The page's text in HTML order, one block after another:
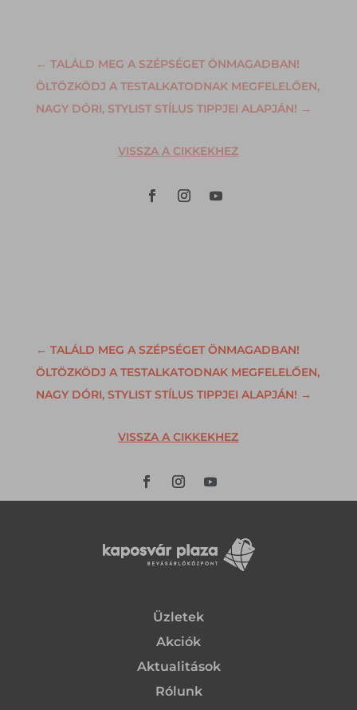
← TALÁLD MEG A SZÉPSÉGET ÖNMAGADBAN!
ÖLTÖZKÖDJ A TESTALKATODNAK MEGFELELŐEN,
NAGY DÓRI, STYLIST STÍLUS TIPPJEI ALAPJÁN! →
VISSZA A CIKKEKHEZ
← TALÁLD MEG A SZÉPSÉGET ÖNMAGADBAN!
ÖLTÖZKÖDJ A TESTALKATODNAK MEGFELELŐEN,
NAGY DÓRI, STYLIST STÍLUS TIPPJEI ALAPJÁN! →
VISSZA A CIKKEKHEZ
Üzletek
Akciók
Aktualitások
Rólunk